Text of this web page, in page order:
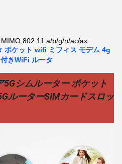
a/b/g/n/ac/ax
ポケット wifi ミフィス モデム 4g
きWiFi ルータ
5Gシムルーター ポケット
ルーターSIMカードスロッ